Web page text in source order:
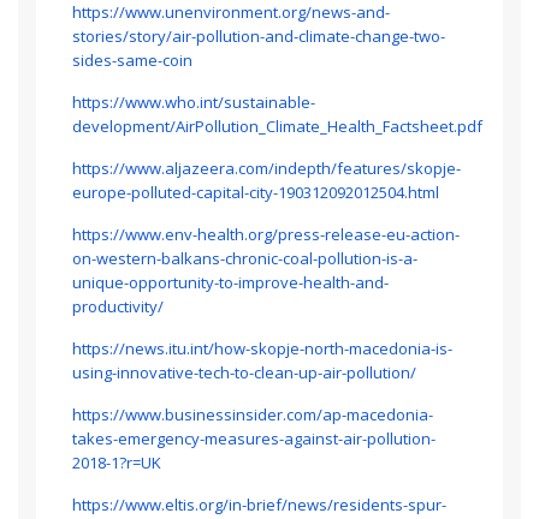
https://www.unenvironment.org/news-and-
stories/story/air-pollution-and-climate-change-two-
sides-same-coin
https://www.who.int/sustainable-
development/AirPollution_Climate_Health_Factsheet.pdf
https://www.aljazeera.com/indepth/features/skopje-
europe-polluted-capital-city-190312092012504.html
https://www.env-health.org/press-release-eu-action-
on-western-balkans-chronic-coal-pollution-is-a-
unique-opportunity-to-improve-health-and-
productivity/
https://news.itu.int/how-skopje-north-macedonia-is-
using-innovative-tech-to-clean-up-air-pollution/
https://www.businessinsider.com/ap-macedonia-
takes-emergency-measures-against-air-pollution-
2018-1?r=UK
https://www.eltis.org/in-brief/news/residents-spur-